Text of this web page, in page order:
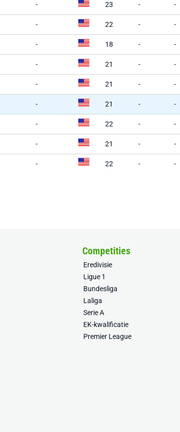
- 23 - -
- 22 - -
- 18 - -
- 21 - -
- 21 - -
- 21 - -
- 22 - -
- 21 - -
- 22 - -
Competities
Eredivisie
Ligue 1
Bundesliga
Laliga
Serie A
EK-kwalificatie
Premier League